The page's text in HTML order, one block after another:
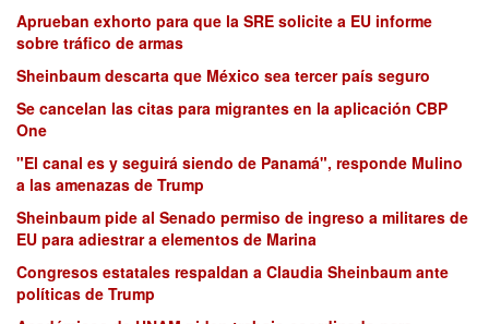
Aprueban exhorto para que la SRE solicite a EU informe
sobre tráfico de armas
Sheinbaum descarta que México sea tercer país seguro
Se cancelan las citas para migrantes en la aplicación CBP
One
"El canal es y seguirá siendo de Panamá", responde Mulino
a las amenazas de Trump
Sheinbaum pide al Senado permiso de ingreso a militares de
EU para adiestrar a elementos de Marina
Congresos estatales respaldan a Claudia Sheinbaum ante
políticas de Trump